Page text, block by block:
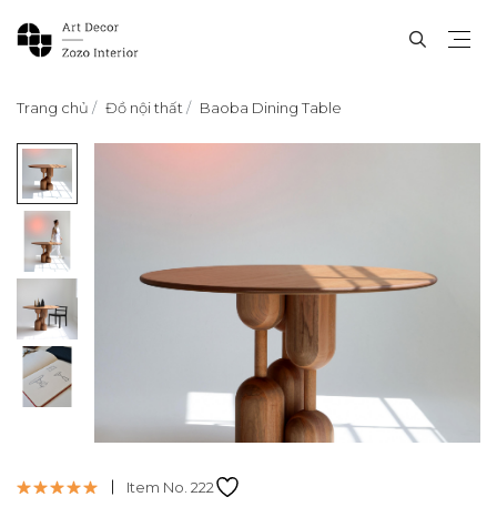
Trang chủ Đồ nội thất Baoba Dining Table
Item No. 222